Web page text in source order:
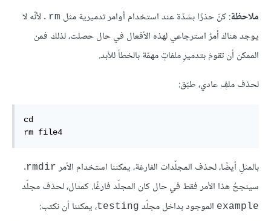
ملاحظة: كنّ حذرًا بشدّة عند استخدام أوامر تدميرية مثل rm . لأنّه لا
يوجد هناك أمرٌ استرجاعي لهذه الأفعال في حال حصلت، لذلك فمن
الممكن أن تقومَ بتدميرِ ملفاتٍ مهمّة بالخطأ للأبد.
لحذف ملفٍ عادي، طبّق:
cd
rm file4
بالمثلِ أيضًا، لحذف المجلّدات الفارغة، يمكننا استخدام الأمر rmdir
.
سينجحُ هذا الأمر فقط في حال كان المجلّد فارغًا. كمثال، لحذف مجلّد
example الموجود بداخل مجلّد testing، يمكننا أن نكتب: